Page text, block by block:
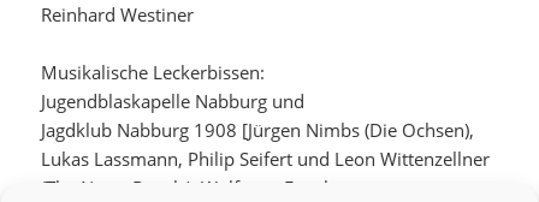
Reinhard Westiner
Musikalische Leckerbissen:
Jugendblaskapelle Nabburg und
Jagdklub Nabburg 1908 [Jürgen Nimbs (Die Ochsen),
Lukas Lassmann, Philip Seifert und Leon Wittenzellner
(The Nasty Royals), Wolfgang Engel